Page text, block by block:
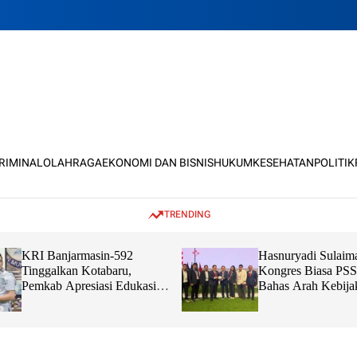
OLAHRAGAEKONOMI DAN BISNISHUKUMKESEHATANPOLITIK
TRENDING
KRI Banjarmasin-592
Tinggalkan Kotabaru,
Pemkab Apresiasi Edukasi
dan Sinergi TNI Bersama
Masyarakat
Hasnuryadi
Kongres Biasa
Bahas Arah
Bola Nasional